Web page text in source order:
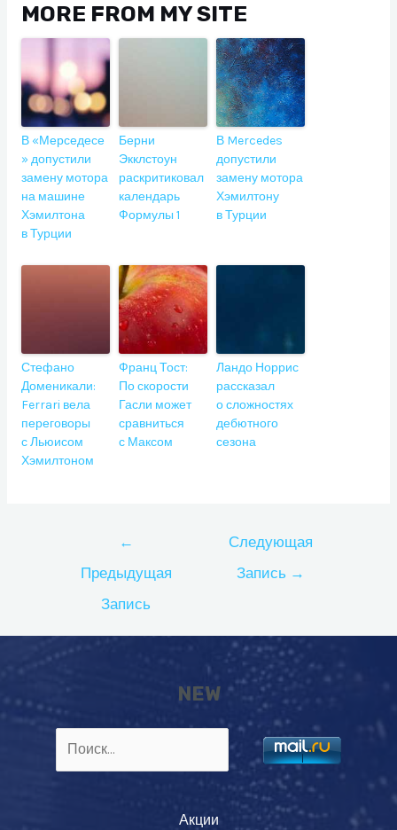
MORE FROM MY SITE
В «Мерседесе
» допустили
замену мотора
на машине
Хэмилтона
в Турции
Берни
Экклстоун
раскритиковал
календарь
Формулы 1
В Mercedes
допустили
замену мотора
Хэмилтону
в Турции
Стефано
Доменикали:
Ferrari вела
переговоры
с Льюисом
Хэмилтоном
Франц Тост:
По скорости
Гасли может
сравниться
с Максом
Ландо Норрис
рассказал
о сложностях
дебютного
сезона
записям
←
Предыдущая
Запись
Следующая
Запись →
NEW
Акции